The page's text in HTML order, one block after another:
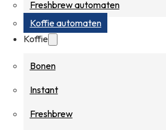
Freshbrew automaten
Koffie automaten
Koffie
Bonen
Instant
Freshbrew